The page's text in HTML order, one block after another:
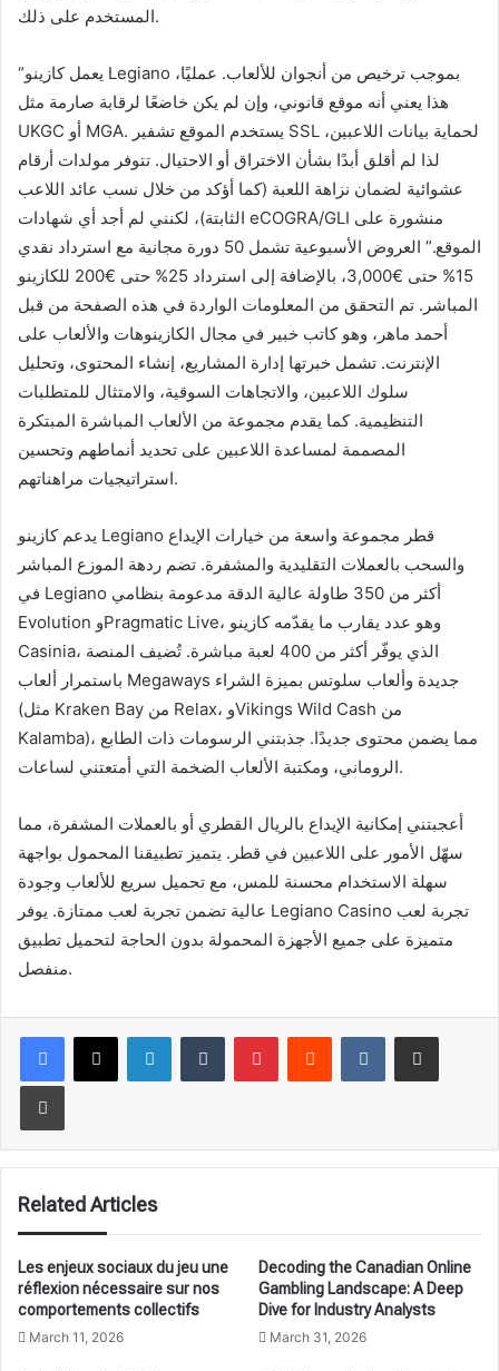
المستخدم على ذلك.
“يعمل كازينو Legiano بموجب ترخيص من أنجوان للألعاب. عمليًا،
هذا يعني أنه موقع قانوني، وإن لم يكن خاضعًا لرقابة صارمة مثل
UKGC أو MGA. يستخدم الموقع تشفير SSL لحماية بيانات اللاعبين،
لذا لم أقلق أبدًا بشأن الاختراق أو الاحتيال. تتوفر مولدات أرقام
عشوائية لضمان نزاهة اللعبة (كما أؤكد من خلال نسب عائد اللاعب
الثابتة)، لكنني لم أجد أي شهادات eCOGRA/GLI منشورة على
الموقع.” العروض الأسبوعية تشمل 50 دورة مجانية مع استرداد نقدي
15% حتى €3,000، بالإضافة إلى استرداد 25% حتى €200 للكازينو
المباشر. تم التحقق من المعلومات الواردة في هذه الصفحة من قبل
أحمد ماهر، وهو كاتب خبير في مجال الكازينوهات والألعاب على
الإنترنت. تشمل خبرتها إدارة المشاريع، إنشاء المحتوى، وتحليل
سلوك اللاعبين، والاتجاهات السوقية، والامتثال للمتطلبات
التنظيمية. كما يقدم مجموعة من الألعاب المباشرة المبتكرة
المصممة لمساعدة اللاعبين على تحديد أنماطهم وتحسين
استراتيجيات مراهناتهم.
يدعم كازينو Legiano قطر مجموعة واسعة من خيارات الإيداع
والسحب بالعملات التقليدية والمشفرة. تضم ردهة الموزع المباشر
في Legiano أكثر من 350 طاولة عالية الدقة مدعومة بنظامي
Evolution وPragmatic Live، وهو عدد يقارب ما يقدّمه كازينو
Casinia، الذي يوفّر أكثر من 400 لعبة مباشرة. تُضيف المنصة
باستمرار ألعاب Megaways جديدة وألعاب سلوتس بميزة الشراء
(مثل Kraken Bay من Relax، وVikings Wild Cash من
Kalamba)، مما يضمن محتوى جديدًا. جذبتني الرسومات ذات الطابع
الروماني، ومكتبة الألعاب الضخمة التي أمتعتني لساعات.
أعجبتني إمكانية الإيداع بالريال القطري أو بالعملات المشفرة، مما
سهّل الأمور على اللاعبين في قطر. يتميز تطبيقنا المحمول بواجهة
سهلة الاستخدام محسنة للمس، مع تحميل سريع للألعاب وجودة
عالية تضمن تجربة لعب ممتازة. يوفر Legiano Casino تجربة لعب
متميزة على جميع الأجهزة المحمولة بدون الحاجة لتحميل تطبيق
منفصل.
LinkedInTumblr PinterestReddit VKontakteShare via Email
Print
Related Articles
Les enjeux sociaux du jeu une
réflexion nécessaire sur nos
comportements collectifs
March 11, 2026
Decoding the Canadian Online
Gambling Landscape: A Deep
Dive for Industry Analysts
March 31, 2026